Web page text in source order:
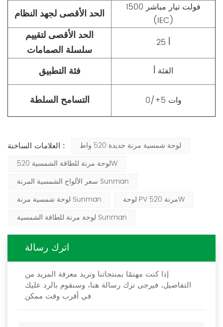
الحد الأقصى لجهد النظام
1500 فولت تيار مباشر
(IEC)
الحد الأقصى لتقييم
سلسلة الصمامات
25 أ
فئة التطبيق الفئة أ
التسامح السلطة 0/+5 وات
العلامات الساخنة :
لوحة شمسية مرنة جديدة 520 واط
لوحة مرنة للطاقة الشمسية 520W
سعر الألواح الشمسية المرنة Sunman
لوحة شمسية مرنة Sunman
لوحة PV مرنة 520W
لوحة مرنة للطاقة الشمسية Sunman
اترك رسالة
إذا كنت مهتمًا بمنتجاتنا وتريد معرفة المزيد من
التفاصيل، فيرجى ترك رسالة هنا، وسنقوم بالرد عليك
في أقرب وقت ممكن.